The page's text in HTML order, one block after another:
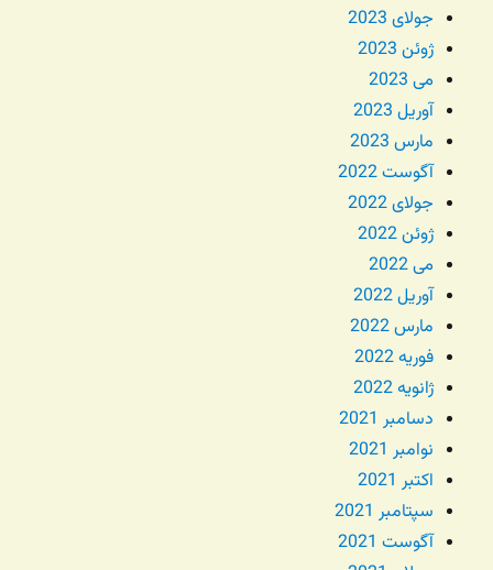
جولای 2023
ژوئن 2023
می 2023
آوریل 2023
مارس 2023
آگوست 2022
جولای 2022
ژوئن 2022
می 2022
آوریل 2022
مارس 2022
فوریه 2022
ژانویه 2022
دسامبر 2021
نوامبر 2021
اکتبر 2021
سپتامبر 2021
آگوست 2021